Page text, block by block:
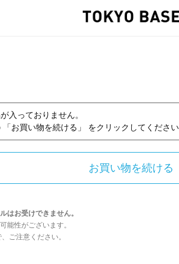
入っておりません。
お買い物を続ける」 をクリックしてください
はお受けできません。
能性がございます。
ご注意ください。